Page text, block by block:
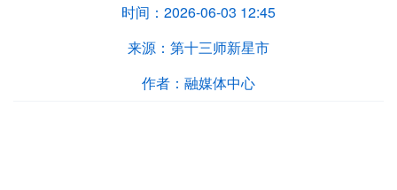
时间： 2026-06-03 12:45
来源： 第十三师新星市
作者： 融媒体中心